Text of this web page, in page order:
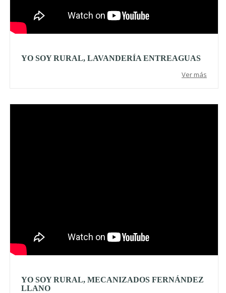
YO SOY RURAL, LAVANDERÍA ENTREAGUAS
Ver más
YO SOY RURAL, MECANIZADOS FERNÁNDEZ
LLANO